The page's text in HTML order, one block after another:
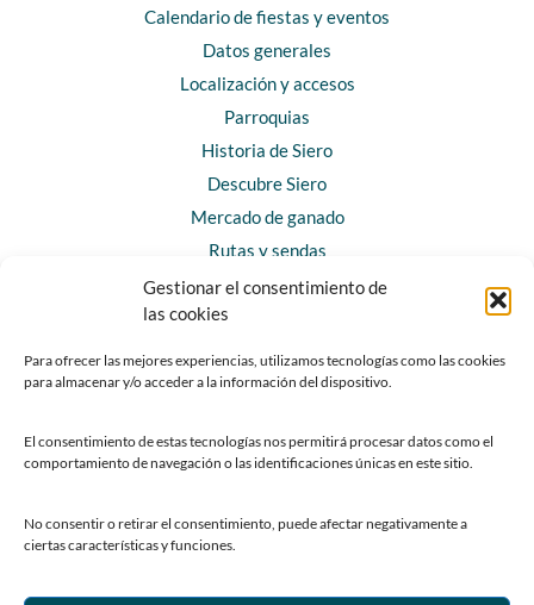
Gestionar el consentimiento de
las cookies
Para ofrecer las mejores experiencias, utilizamos tecnologías como las cookies
para almacenar y/o acceder a la información del dispositivo.
El consentimiento de estas tecnologías nos permitirá procesar datos como el
comportamiento de navegación o las identificaciones únicas en este sitio.
No consentir o retirar el consentimiento, puede afectar negativamente a
ciertas características y funciones.
Calendario de fiestas y eventos
Datos generales
Localización y accesos
Parroquias
Historia de Siero
Descubre Siero
Mercado de ganado
Rutas y sendas
Horarios y contacto
Teléfonos de interés
Chatbot Siero
SEDES ELECTRÓNICAS
Sede del Ayuntamiento de Siero